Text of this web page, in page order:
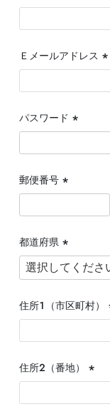
(
Ｅメールアドレス
(
パスワード
(必
須)
郵便番号
(必
須)
都道府県
(必
須)
住所１（市区町村）
住所２（番地）
(必
須)